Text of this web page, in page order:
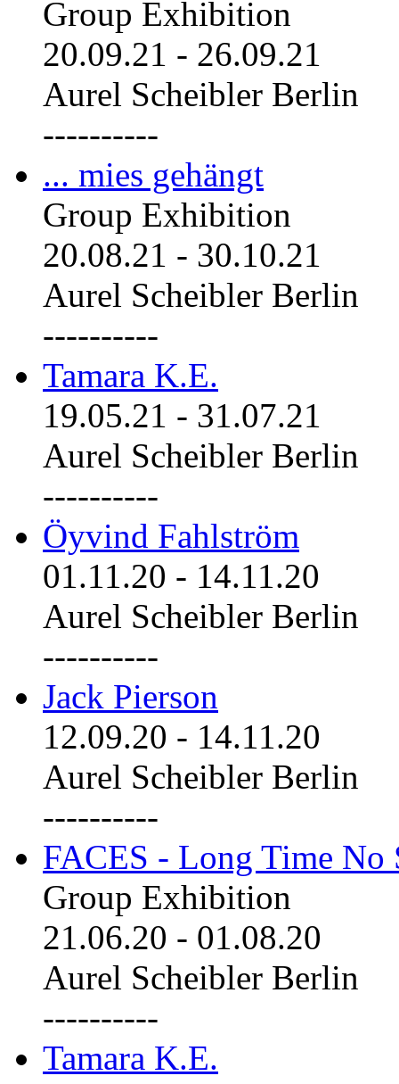
Group Exhibition
20.09.21 - 26.09.21
Aurel Scheibler Berlin
----------
... mies gehängt
Group Exhibition
20.08.21 - 30.10.21
Aurel Scheibler Berlin
----------
Tamara K.E.
19.05.21 - 31.07.21
Aurel Scheibler Berlin
----------
Öyvind Fahlström
01.11.20 - 14.11.20
Aurel Scheibler Berlin
----------
Jack Pierson
12.09.20 - 14.11.20
Aurel Scheibler Berlin
----------
FACES - Long Time No
Group Exhibition
21.06.20 - 01.08.20
Aurel Scheibler Berlin
----------
Tamara K.E.